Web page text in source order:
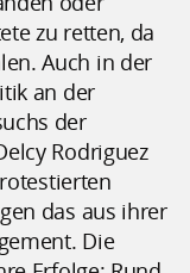
zu retten, da
Auch in der
an der
der
Rodriguez
das aus ihrer
Die